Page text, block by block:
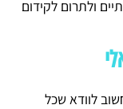
ולתרום לקידום
לוודא שכל